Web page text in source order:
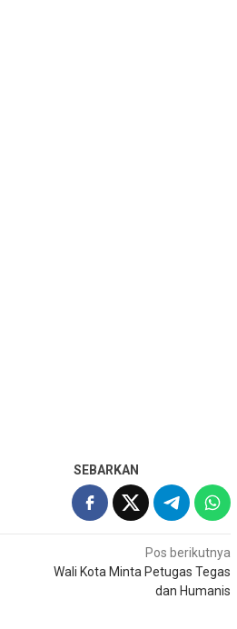
SEBARKAN
Pos berikutnya
Wali Kota Minta Petugas Tegas
dan Humanis